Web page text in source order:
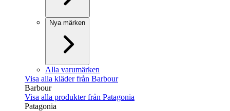
Nya märken
Alla varumärken
Visa alla kläder från Barbour
Barbour
Visa alla produkter från Patagonia
Patagonia